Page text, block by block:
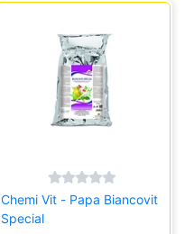
Chemi Vit - Papa Biancovit
Special